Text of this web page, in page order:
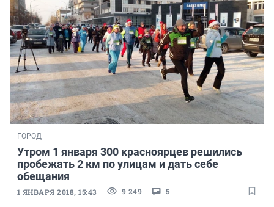
ГОРОД
Утром 1 января 300 красноярцев решились
пробежать 2 км по улицам и дать себе
обещания
1 ЯНВАРЯ 2018, 15:43 9 249 5